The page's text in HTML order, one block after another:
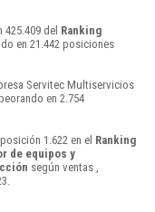
del Ranking
en 21.442 posiciones
Servitec Multiservicios
en 2.754
1.622 en el Ranking
de equipos y
según ventas ,